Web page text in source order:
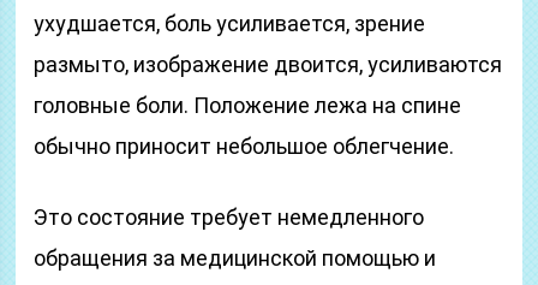
ухудшается, боль усиливается, зрение
размыто, изображение двоится, усиливаются
головные боли. Положение лежа на спине
обычно приносит небольшое облегчение.
Это состояние требует немедленного
обращения за медицинской помощью и